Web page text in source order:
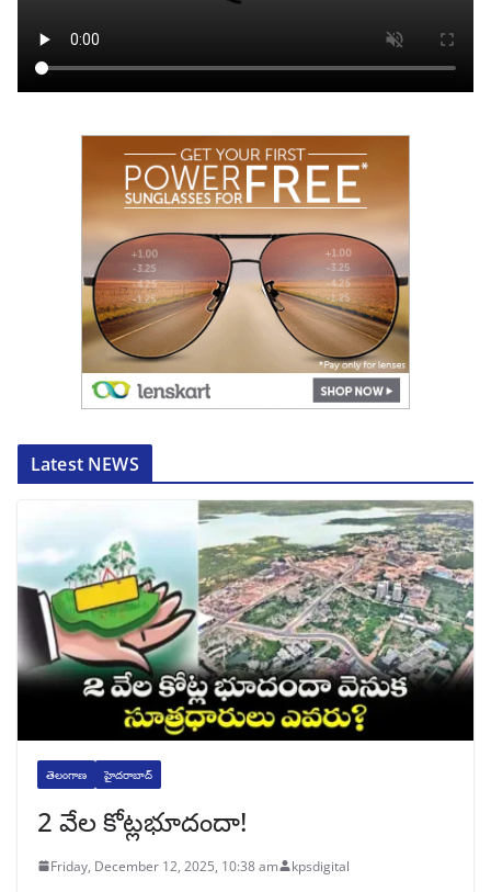
Latest NEWS
తెలంగాణ హైదరాబాద్
2 వేల కోట్లభూదందా!
Friday, December 12, 2025, 10:38 am kpsdigital